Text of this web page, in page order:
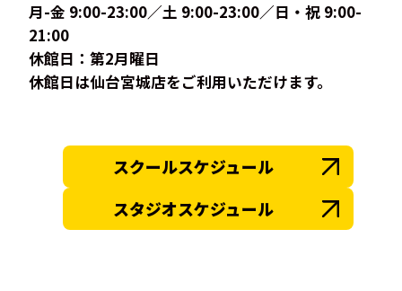
月-金 9:00-23:00／土 9:00-23:00／日・祝 9:00-
21:00
休館日：第2月曜日
休館日は仙台宮城店をご利用いただけます。
スクールスケジュール
スタジオスケジュール